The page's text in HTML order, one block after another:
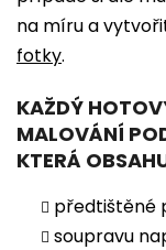
na míru a
fotky.
KAŽDÝ
MALOVÁNÍ
KTERÁ
předtištěné
soupravu